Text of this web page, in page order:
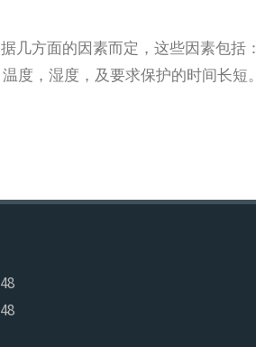
几方面的因素而定，这些因素包括：
度，湿度，及要求保护的时间长短。